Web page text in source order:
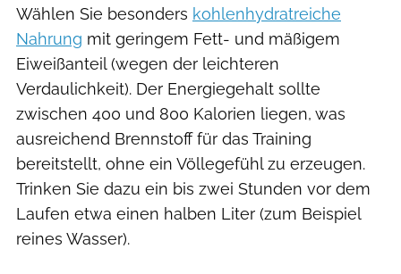
Wählen Sie besonders kohlenhydratreiche
Nahrung mit geringem Fett- und mäßigem
Eiweißanteil (wegen der leichteren
Verdaulichkeit). Der Energiegehalt sollte
zwischen 400 und 800 Kalorien liegen, was
ausreichend Brennstoff für das Training
bereitstellt, ohne ein Völlegefühl zu erzeugen.
Trinken Sie dazu ein bis zwei Stunden vor dem
Laufen etwa einen halben Liter (zum Beispiel
reines Wasser).